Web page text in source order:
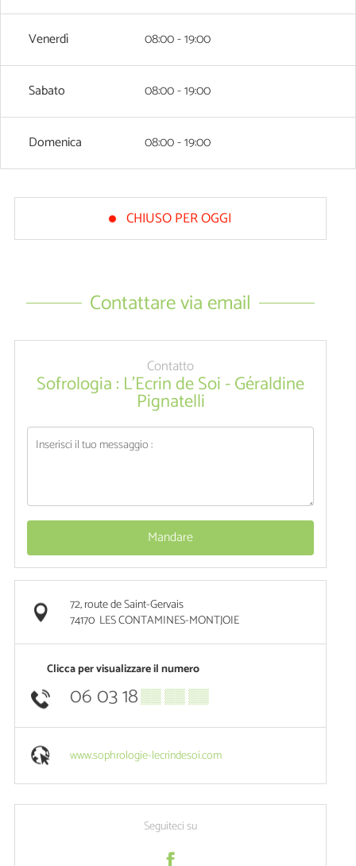
Venerdì 08:00 - 19:00
Sabato 08:00 - 19:00
Domenica 08:00 - 19:00
CHIUSO PER OGGI
Contattare via email
Contatto
Sofrologia : L'Ecrin de Soi - Géraldine
Pignatelli
Mandare
72, route de Saint-Gervais
74170 LES CONTAMINES-MONTJOIE
Clicca per visualizzare il numero
06 03 18▒▒ ▒▒ ▒▒
www.sophrologie-lecrindesoi.com
Seguiteci su